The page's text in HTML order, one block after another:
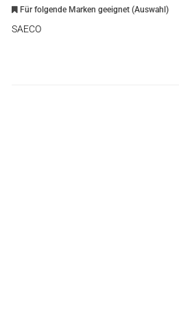
Für folgende Marken geeignet (Auswahl)
SAECO